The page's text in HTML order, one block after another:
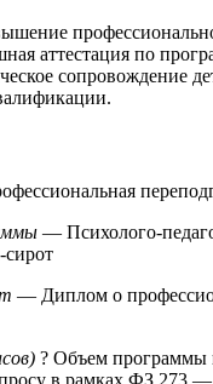
аттестация по
сопровождение
— Психолого-
сирот
— Диплом о
? Объем программы